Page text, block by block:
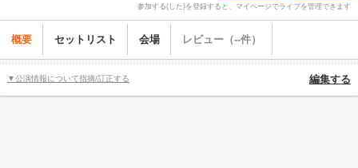
参加する(した)を登録すると、マイページでライブを管理できます
概要 セットリスト 会場 レビュー（--件）
▼公演情報について指摘/訂正する 編集する